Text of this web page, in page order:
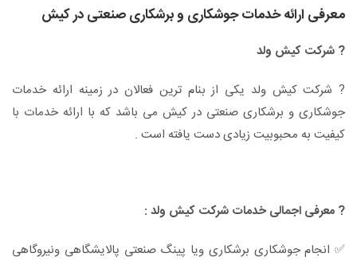
معرفی ارائه خدمات جوشکاری و برشکاری صنعتی در کیش
? شرکت کیش ولد
? شرکت کیش ولد یکی از بنام ترین فعالان در زمینه ارائه خدمات
جوشکاری و برشکاری صنعتی در کیش می باشد که با ارائه خدمات با
کیفیت به محبوبیت زیادی دست یافته است .
? معرفی اجمالی خدمات شرکت کیش ولد :
✅ انجام جوشکاری برشکاری ویا پینگ صنعتی پالایشگاهی ونیروگاهی